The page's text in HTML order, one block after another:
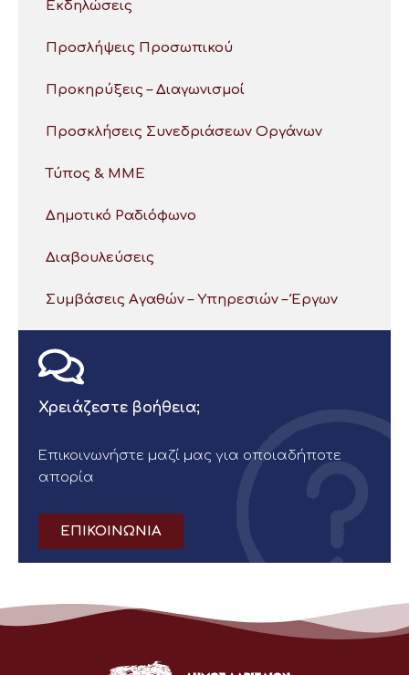
Εκδηλώσεις
Προσλήψεις Προσωπικού
Προκηρύξεις – Διαγωνισμοί
Προσκλήσεις Συνεδριάσεων Οργάνων
Τύπος & ΜΜΕ
Δημοτικό Ραδιόφωνο
Διαβουλεύσεις
Συμβάσεις Αγαθών – Υπηρεσιών – Έργων
Χρειάζεστε βοήθεια;
Επικοινωνήστε μαζί μας για οποιαδήποτε
απορία
ΕΠΙΚΟΙΝΩΝΙΑ